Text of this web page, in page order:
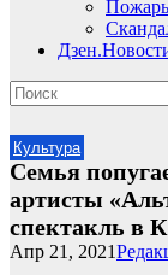
Культура
Семья
артисты
спектакль в
Апр 21, 2021